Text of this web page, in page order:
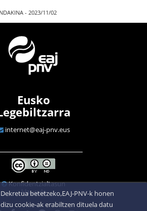
- 2023/11/02
Eusko
internet@eaj-pnv.eus
Konfidentzialtasun
klausula
betetzeko,EAJ-PNV-k honen
cookie-ak erabiltzen dituela datu